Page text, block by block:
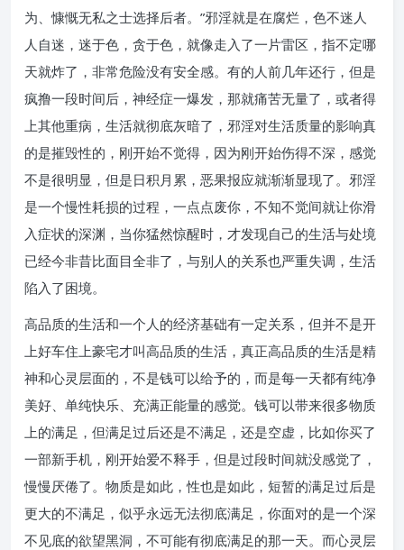
为、慷慨无私之士选择后者。”邪淫就是在腐烂，色不迷人
人自迷，迷于色，贪于色，就像走入了一片雷区，指不定哪
天就炸了，非常危险没有安全感。有的人前几年还行，但是
疯撸一段时间后，神经症一爆发，那就痛苦无量了，或者得
上其他重病，生活就彻底灰暗了，邪淫对生活质量的影响真
的是摧毁性的，刚开始不觉得，因为刚开始伤得不深，感觉
不是很明显，但是日积月累，恶果报应就渐渐显现了。邪淫
是一个慢性耗损的过程，一点点废你，不知不觉间就让你滑
入症状的深渊，当你猛然惊醒时，才发现自己的生活与处境
已经今非昔比面目全非了，与别人的关系也严重失调，生活
陷入了困境。
高品质的生活和一个人的经济基础有一定关系，但并不是开
上好车住上豪宅才叫高品质的生活，真正高品质的生活是精
神和心灵层面的，不是钱可以给予的，而是每一天都有纯净
美好、单纯快乐、充满正能量的感觉。钱可以带来很多物质
上的满足，但满足过后还是不满足，还是空虚，比如你买了
一部新手机，刚开始爱不释手，但是过段时间就没感觉了，
慢慢厌倦了。物质是如此，性也是如此，短暂的满足过后是
更大的不满足，似乎永远无法彻底满足，你面对的是一个深
不见底的欲望黑洞，不可能有彻底满足的那一天。而心灵层